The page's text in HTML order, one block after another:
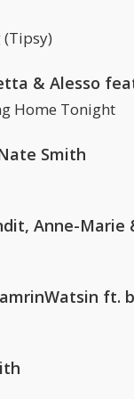
(Tipsy)
Home Tonight
Smith
ft.